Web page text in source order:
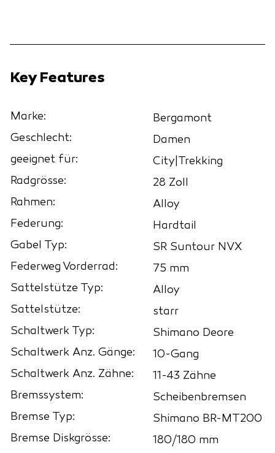
Key Features
Marke:
Bergamont
Geschlecht:
Damen
geeignet für:
City|Trekking
Radgrösse:
28 Zoll
Rahmen:
Alloy
Federung:
Hardtail
Gabel Typ:
SR Suntour NVX
Federweg Vorderrad:
75 mm
Sattelstütze Typ:
Alloy
Sattelstütze:
starr
Schaltwerk Typ:
Shimano Deore
Schaltwerk Anz. Gänge:
10-Gang
Schaltwerk Anz. Zähne:
11-43 Zähne
Bremssystem:
Scheibenbremsen
Bremse Typ:
Shimano BR-MT200
Bremse Diskgrösse:
180/180 mm